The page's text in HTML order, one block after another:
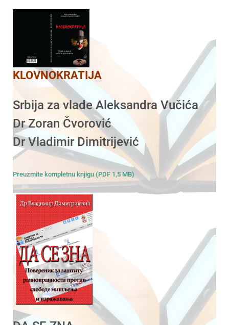
KLOVNOKRATIJA
Srbija za vlade Aleksandra Vučića
Dr Zoran Čvorović
Dr Vladimir Dimitrijević
Preuzmite kompletnu knjigu (PDF 1,5 MB)